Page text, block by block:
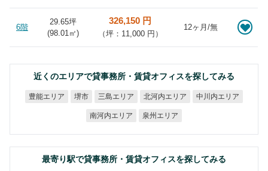
6階
29.65坪
(98.01㎡)
326,150 円
（坪：11,000 円）
12ヶ月/無
近くのエリアで貸事務所・賃貸オフィスを探してみる
豊能エリア 堺市 三島エリア 北河内エリア 中川内エリア
南河内エリア 泉州エリア
最寄り駅で貸事務所・賃貸オフィスを探してみる